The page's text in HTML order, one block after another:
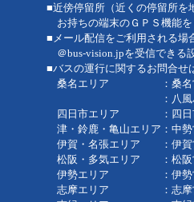
■近傍停留所（近くの停留所を
お持ちの端末のＧＰＳ機能を
■メール配信をご利用される場
＠bus-vision.jpを受信できる
■バスの運行に関するお問合せ
桑名エリア ：桑名営
：八風バス
四日市エリア ：四日市
津・鈴鹿・亀山エリア：中
伊賀・名張エリア ：伊
松阪・多気エリア ：松
伊勢エリア ：伊勢営
志摩エリア ：志摩営